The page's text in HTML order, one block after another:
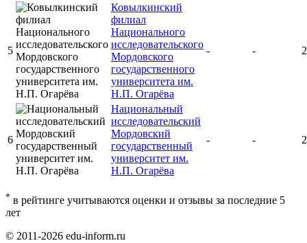
5
Ковылкинский
филиал
Национального
исследовательского
Мордовского
государственного
университета им.
Н.П. Огарёва
- -
6
Национальный
исследовательский
Мордовский
государственный
университет им.
Н.П. Огарёва
- -
* в рейтинге учитываются оценки и отзывы за последние 5
лет
© 2011-2026 edu-inform.ru